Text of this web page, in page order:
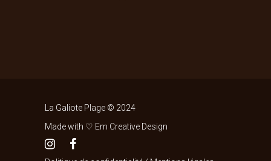
La Galiote Plage © 2024
Made with ♡ Em Creative Design